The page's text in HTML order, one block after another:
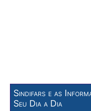
Sindifars e as
Seu Dia a Dia